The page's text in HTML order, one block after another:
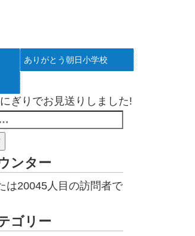
ありがとう朝日小学校
ぎりでお見送りしました!
ンター
は20045人目の訪問者で
ゴリー